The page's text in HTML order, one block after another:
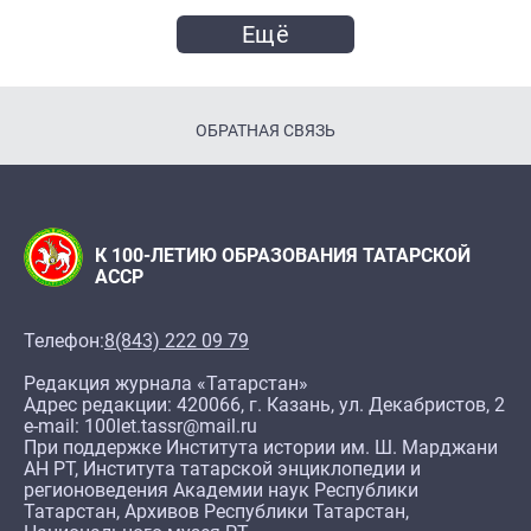
Ещё
ОБРАТНАЯ СВЯЗЬ
К 100-ЛЕТИЮ ОБРАЗОВАНИЯ ТАТАРСКОЙ
АССР
Телефон:8(843) 222 09 79
Редакция журнала «Татарстан»
Адрес редакции: 420066, г. Казань, ул. Декабристов, 2
e-mail: 100let.tassr@mail.ru
При поддержке Института истории им. Ш. Марджани
АН РТ, Института татарской энциклопедии и
регионоведения Академии наук Республики
Татарстан, Архивов Республики Татарстан,